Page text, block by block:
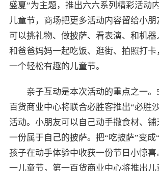
盛夏”为主题，推出六六系列精彩活动
儿童节，商场把更多活动内容留给小朋
可以挑礼物、做披萨、看表演、和机
和爸爸妈妈一起吃饭、逛街、拍照打
一个轻松有趣的儿童节。
亲子互动是本次活动的重点之一。
百货商业中心将联合必胜客推出“必胜
活动。小朋友可以自己动手撒食材、
一份属于自己的披萨。把“吃披萨”变成
孩子在动手体验中收获一份节日小惊
一儿童节，第一百货商业中心将推出